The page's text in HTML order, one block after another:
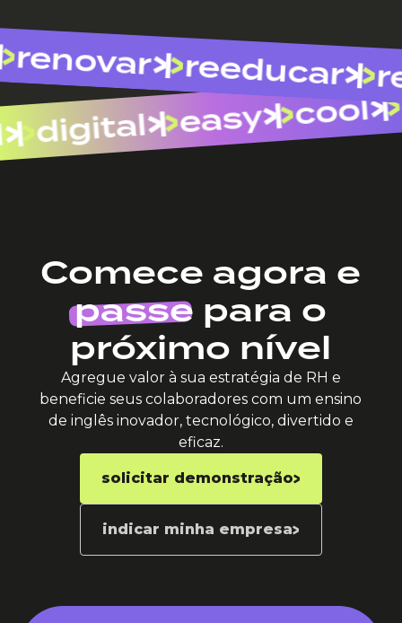
renovar reeducar
digital easy cool
Comece agora e
passe para o
próximo nível
Agregue valor à sua estratégia de RH e
beneficie seus colaboradores com um ensino
de inglês inovador, tecnológico, divertido e
eficaz.
solicitar demonstração
indicar minha empresa